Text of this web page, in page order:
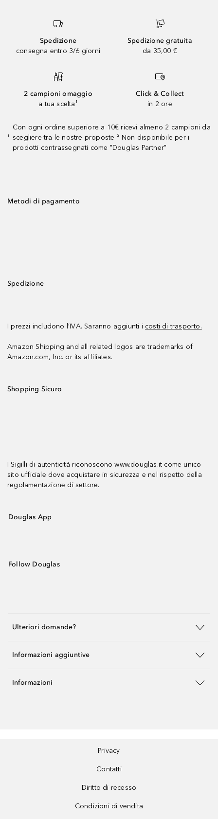
Spedizione
consegna entro 3/6 giorni
Spedizione gratuita
da 35,00 €
2 campioni omaggio
a tua scelta¹
Click & Collect
in 2 ore
¹
Con ogni ordine superiore a 10€ ricevi almeno 2 campioni da
scegliere tra le nostre proposte ² Non disponibile per i
prodotti contrassegnati come "Douglas Partner"
Metodi di pagamento
Spedizione
I prezzi includono l’IVA. Saranno aggiunti i costi di trasporto.
Amazon Shipping and all related logos are trademarks of
Amazon.com, Inc. or its affiliates.
Shopping Sicuro
I Sigilli di autenticità riconoscono www.douglas.it come unico
sito ufficiale dove acquistare in sicurezza e nel rispetto della
regolamentazione di settore.
Douglas App
Follow Douglas
Ulteriori domande?
Informazioni aggiuntive
Informazioni
Privacy
Contatti
Diritto di recesso
Condizioni di vendita